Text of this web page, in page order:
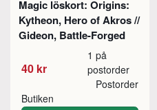
Magic löskort: Origins:
Kytheon, Hero of Akros //
Gideon, Battle-Forged
40 kr
1 på
postorder
Butiken
Postorder